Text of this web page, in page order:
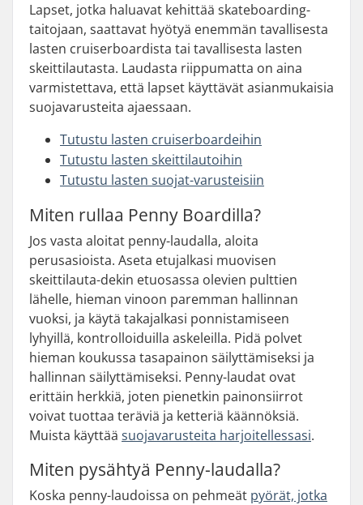
Lapset, jotka haluavat kehittää skateboarding-
taitojaan, saattavat hyötyä enemmän tavallisesta
lasten cruiserboardista tai tavallisesta lasten
skeittilautasta. Laudasta riippumatta on aina
varmistettava, että lapset käyttävät asianmukaisia
suojavarusteita ajaessaan.
Tutustu lasten cruiserboardeihin
Tutustu lasten skeittilautoihin
Tutustu lasten suojat-varusteisiin
Miten rullaa Penny Boardilla?
Jos vasta aloitat penny-laudalla, aloita
perusasioista. Aseta etujalkasi muovisen
skeittilauta-dekin etuosassa olevien pulttien
lähelle, hieman vinoon paremman hallinnan
vuoksi, ja käytä takajalkasi ponnistamiseen
lyhyillä, kontrolloiduilla askeleilla. Pidä polvet
hieman koukussa tasapainon säilyttämiseksi ja
hallinnan säilyttämiseksi. Penny-laudat ovat
erittäin herkkiä, joten pienetkin painonsiirrot
voivat tuottaa teräviä ja ketteriä käännöksiä.
Muista käyttää suojavarusteita harjoitellessasi.
Miten pysähtyä Penny-laudalla?
Koska penny-laudoissa on pehmeät pyörät, jotka